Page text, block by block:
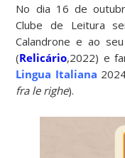
No dia 16 de
Clube de Leitura
Calandrone e ao
(Relicário,2022) e
Lingua Italiana
fra le righe).